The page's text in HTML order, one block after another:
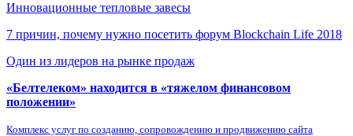
Инновационные тепловые завесы
7 причин, почему нужно посетить форум Blockchain Life 2018
Один из лидеров на рынке продаж
«Белтелеком» находится в «тяжелом финансовом
положении»
Комплекс услуг по созданию, сопровождению и продвижению сайта